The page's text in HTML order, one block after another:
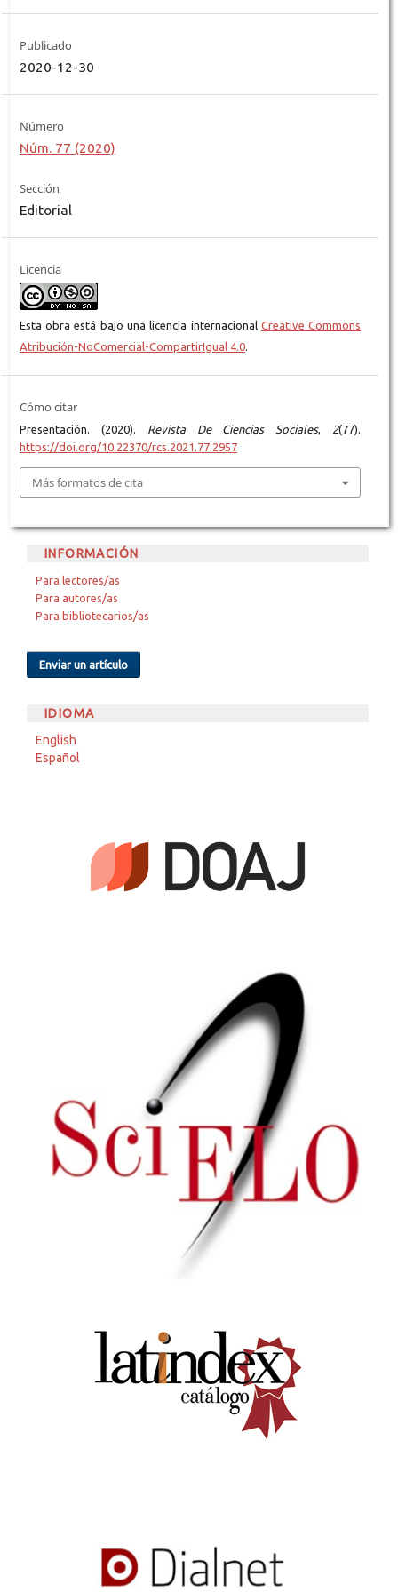
Publicado
2020-12-30
Número
Núm. 77 (2020)
Sección
Editorial
Licencia
Esta obra está bajo una licencia internacional Creative Commons
Atribución-NoComercial-CompartirIgual 4.0.
Cómo citar
Presentación. (2020). Revista De Ciencias Sociales, 2(77).
https://doi.org/10.22370/rcs.2021.77.2957
Más formatos de cita
INFORMACIÓN
Para lectores/as
Para autores/as
Para bibliotecarios/as
Enviar un artículo
IDIOMA
English
Español